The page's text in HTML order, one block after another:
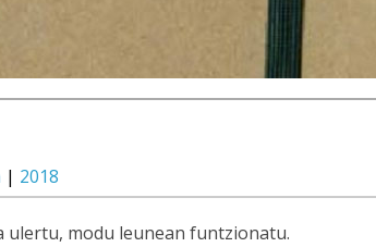
| 2018
modu leunean funtzionatu.